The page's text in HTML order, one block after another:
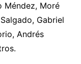
Méndez, Moré
Gabriel
Andrés